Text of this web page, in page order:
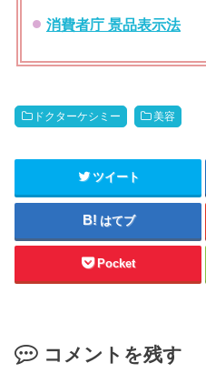
消費者庁 景品表示法
ドクターケシミー 美容
ツイート
はてブ
Pocket
コメントを残す